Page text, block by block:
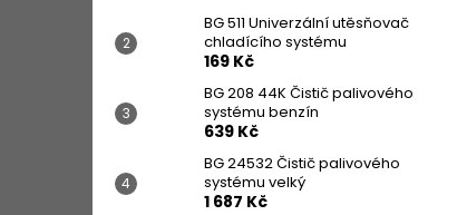
BG 511 Univerzální utěsňovač
chladícího systému
169 Kč
BG 208 44K Čistič palivového
systému benzín
639 Kč
BG 24532 Čistič palivového
systému velký
1 687 Kč